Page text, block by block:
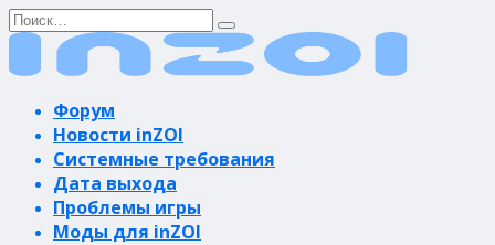
Перейти
к
содержанию
Search
for:
Форум
Новости inZOI
Системные требования
Дата выхода
Проблемы игры
Моды для inZOI